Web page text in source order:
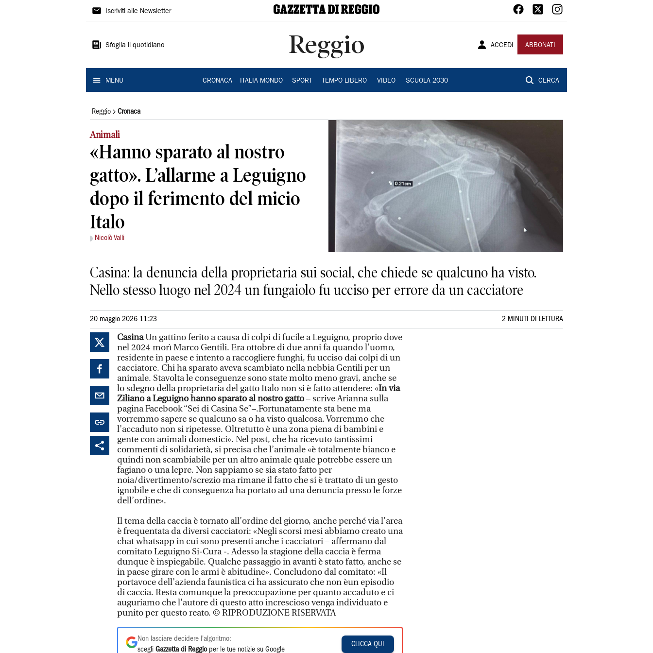
Gazzetta
Reggio
Iscriviti alle Newsletter
Sfoglia il quotidiano Reggio ACCEDI ABBONATI
MENU CRONACA ITALIA MONDO SPORT TEMPO LIBERO VIDEO SCUOLA 2030 CERCA
Reggio Cronaca
Animali
«Hanno sparato al nostro
gatto». L’allarme a Leguigno
dopo il ferimento del micio
Italo
Nicolò Valli
Casina: la denuncia della proprietaria sui social, che chiede se qualcuno ha visto.
Nello stesso luogo nel 2024 un fungaiolo fu ucciso per errore da un cacciatore
20 maggio 2026 11:23 2 MINUTI DI LETTURA
CasinaUn gattino ferito a causa di colpi di fucile a Leguigno, proprio dove
nel 2024 morì Marco Gentili. Era ottobre di due anni fa quando l’uomo,
residente in paese e intento a raccogliere funghi, fu ucciso dai colpi di un
cacciatore. Chi ha sparato aveva scambiato nella nebbia Gentili per un
animale. Stavolta le conseguenze sono state molto meno gravi, anche se
lo sdegno della proprietaria del gatto Italo non si è fatto attendere: «In via
Ziliano a Leguigno hanno sparato al nostro gatto– scrive Arianna sulla
pagina Facebook “Sei di Casina Se”–.Fortunatamente sta bene ma
vorremmo sapere se qualcuno sa o ha visto qualcosa. Vorremmo che
l’accaduto non si ripetesse. Oltretutto è una zona piena di bambini e
gente con animali domestici». Nel post, che ha ricevuto tantissimi
commenti di solidarietà, si precisa che l’animale «è totalmente bianco e
quindi non scambiabile per un altro animale quale potrebbe essere un
fagiano o una lepre. Non sappiamo se sia stato fatto per
noia/divertimento/screzio ma rimane il fatto che si è trattato di un gesto
ignobile e che di conseguenza ha portato ad una denuncia presso le forze
dell’ordine».
Il tema della caccia è tornato all’ordine del giorno, anche perché via l’area
è frequentata da diversi cacciatori: «Negli scorsi mesi abbiamo creato una
chat whatsapp in cui sono presenti anche i cacciatori – affermano dal
comitato Leguigno Si-Cura -. Adesso la stagione della caccia è ferma
dunque è inspiegabile. Qualche passaggio in avanti è stato fatto, anche se
in paese girare con le armi è abitudine». Concludono dal comitato: «Il
portavoce dell’azienda faunistica ci ha assicurato che non èun episodio
di caccia. Resta comunque la preoccupazione per quanto accaduto e ci
auguriamo che l'autore di questo atto increscioso venga individuato e
punito per questo reato. © RIPRODUZIONE RISERVATA
Non lasciare decidere l'algoritmo:
scegli Gazzetta di Reggioper le tue notizie su Google
CLICCA QUI